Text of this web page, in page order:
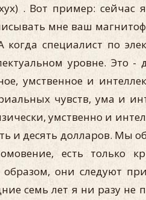
. Вот пример:
мне ваш
специалист по
уровне. Это
умственное и
чувств, ума и
умственно и
и десять долларов. Мы
есть только
они следуют
семь лет я ни разу не